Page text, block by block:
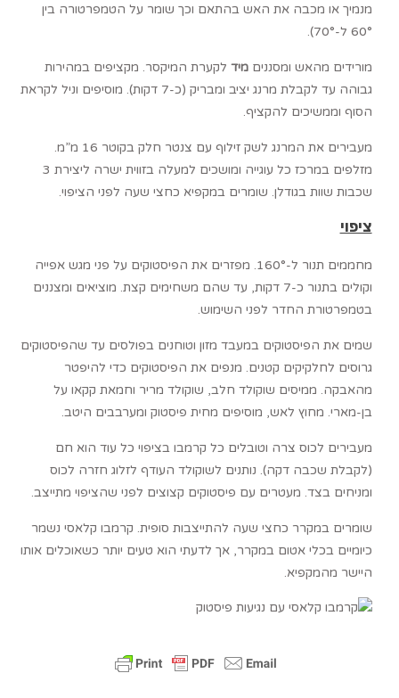
מנמיך או מכבה את האש בהתאם וכך שומר על הטמפרטורה בין
60° ל-70°).
מורידים מהאש ומסנניםמיד לקערת המיקסר. מקציפים במהירות
גבוהה עד לקבלת מרנג יציב ומבריק (כ-7 דקות). מוסיפים וניל לקראת
הסוף וממשיכים להקציף.
מעבירים את המרנג לשק זילוף עם צנטר חלק בקוטר 16 מ”מ.
מזלפים במרכז כל עוגייה ומושכים למעלה בזווית ישרה ליצירת 3
שכבות שוות בגודלן. שומרים במקפיא כחצי שעה לפני הציפוי.
ציפוי
מחממים תנור ל-160°. מפזרים את הפיסטוקים על פני מגש אפייה
וקולים בתנור כ-7 דקות, עד שהם משחימים קצת. מוציאים ומצננים
בטמפרטורת החדר לפני השימוש.
שמים את הפיסטוקים במעבד מזון וטוחנים בפולסים עד שהפיסטוקים
גרוסים לחלקיקים קטנים. מנפים את הפיסטוקים כדי להיפטר
מהאבקה. ממיסים שוקולד חלב, שוקולד מריר וחמאת קקאו על
בן-מארי. מחוץ לאש, מוסיפים מחית פיסטוק ומערבבים היטב.
מעבירים לכוס צרה וטובלים כל קרמבו בציפוי כל עוד הוא חם
(לקבלת שכבה דקה). נותנים לשוקולד העודף לזלוג חזרה לכוס
ומניחים בצד. מעטרים עם פיסטוקים קצוצים לפני שהציפוי מתייצב.
שומרים במקרר כחצי שעה להתייצבות סופית. קרמבו קלאסי נשמר
כיומיים בכלי אטום במקרר, אך לדעתי הוא טעים יותר כשאוכלים אותו
היישר מהמקפיא.